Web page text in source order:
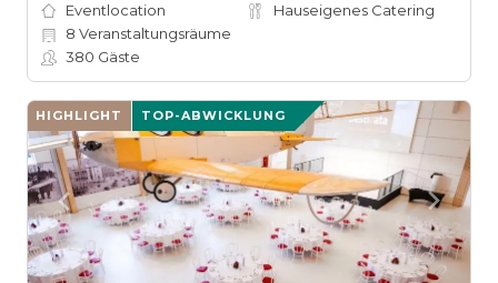
Eventlocation
Hauseigenes Catering
8 Veranstaltungsräume
380 Gäste
HIGHLIGHT TOP-ABWICKLUNG